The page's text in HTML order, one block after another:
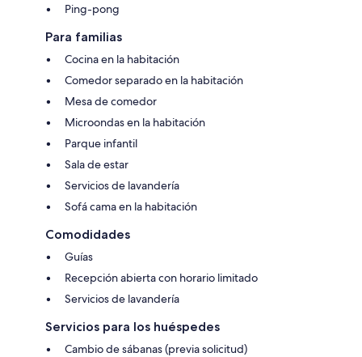
Ping-pong
Para familias
Cocina en la habitación
Comedor separado en la habitación
Mesa de comedor
Microondas en la habitación
Parque infantil
Sala de estar
Servicios de lavandería
Sofá cama en la habitación
Comodidades
Guías
Recepción abierta con horario limitado
Servicios de lavandería
Servicios para los huéspedes
Cambio de sábanas (previa solicitud)